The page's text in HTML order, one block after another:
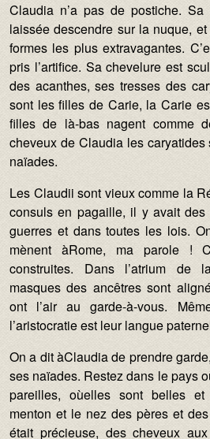
Claudia n’a pas de postiche.
laissée descendre sur la nuque,
formes les plus extravagantes.
pris l’artifice. Sa chevelure est
des acanthes, ses tresses des
sont les filles de Carie, la Carie
filles de là-bas nagent comme
cheveux de Claudia les caryatides
naïades.
Les Claudii sont vieux comme la
consuls en pagaille, il y avait
guerres et dans toutes les lois.
mènent àRome, ma parole !
construites. Dans l’atrium de
masques des ancêtres sont
ont l’air au garde-à-vous.
l’aristocratie est leur langue
On a dit àClaudia de prendre
ses naïades. Restez dans le pays
pareilles, oùelles sont belles
menton et le nez des pères et
était précieuse, des cheveux